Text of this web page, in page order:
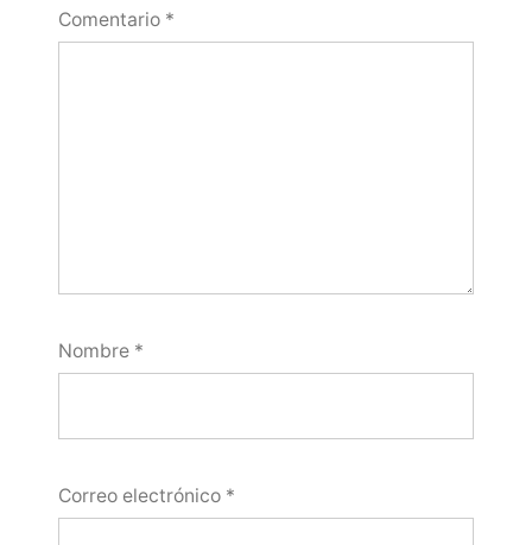
Comentario *
Nombre *
Correo electrónico *